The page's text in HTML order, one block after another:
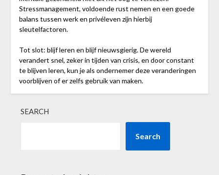
Stressmanagement, voldoende rust nemen en een goede
balans tussen werk en privéleven zijn hierbij
sleutelfactoren.
Tot slot: blijf leren en blijf nieuwsgierig. De wereld
verandert snel, zeker in tijden van crisis, en door constant
te blijven leren, kun je als ondernemer deze veranderingen
voorblijven of er zelfs gebruik van maken.
SEARCH
Search